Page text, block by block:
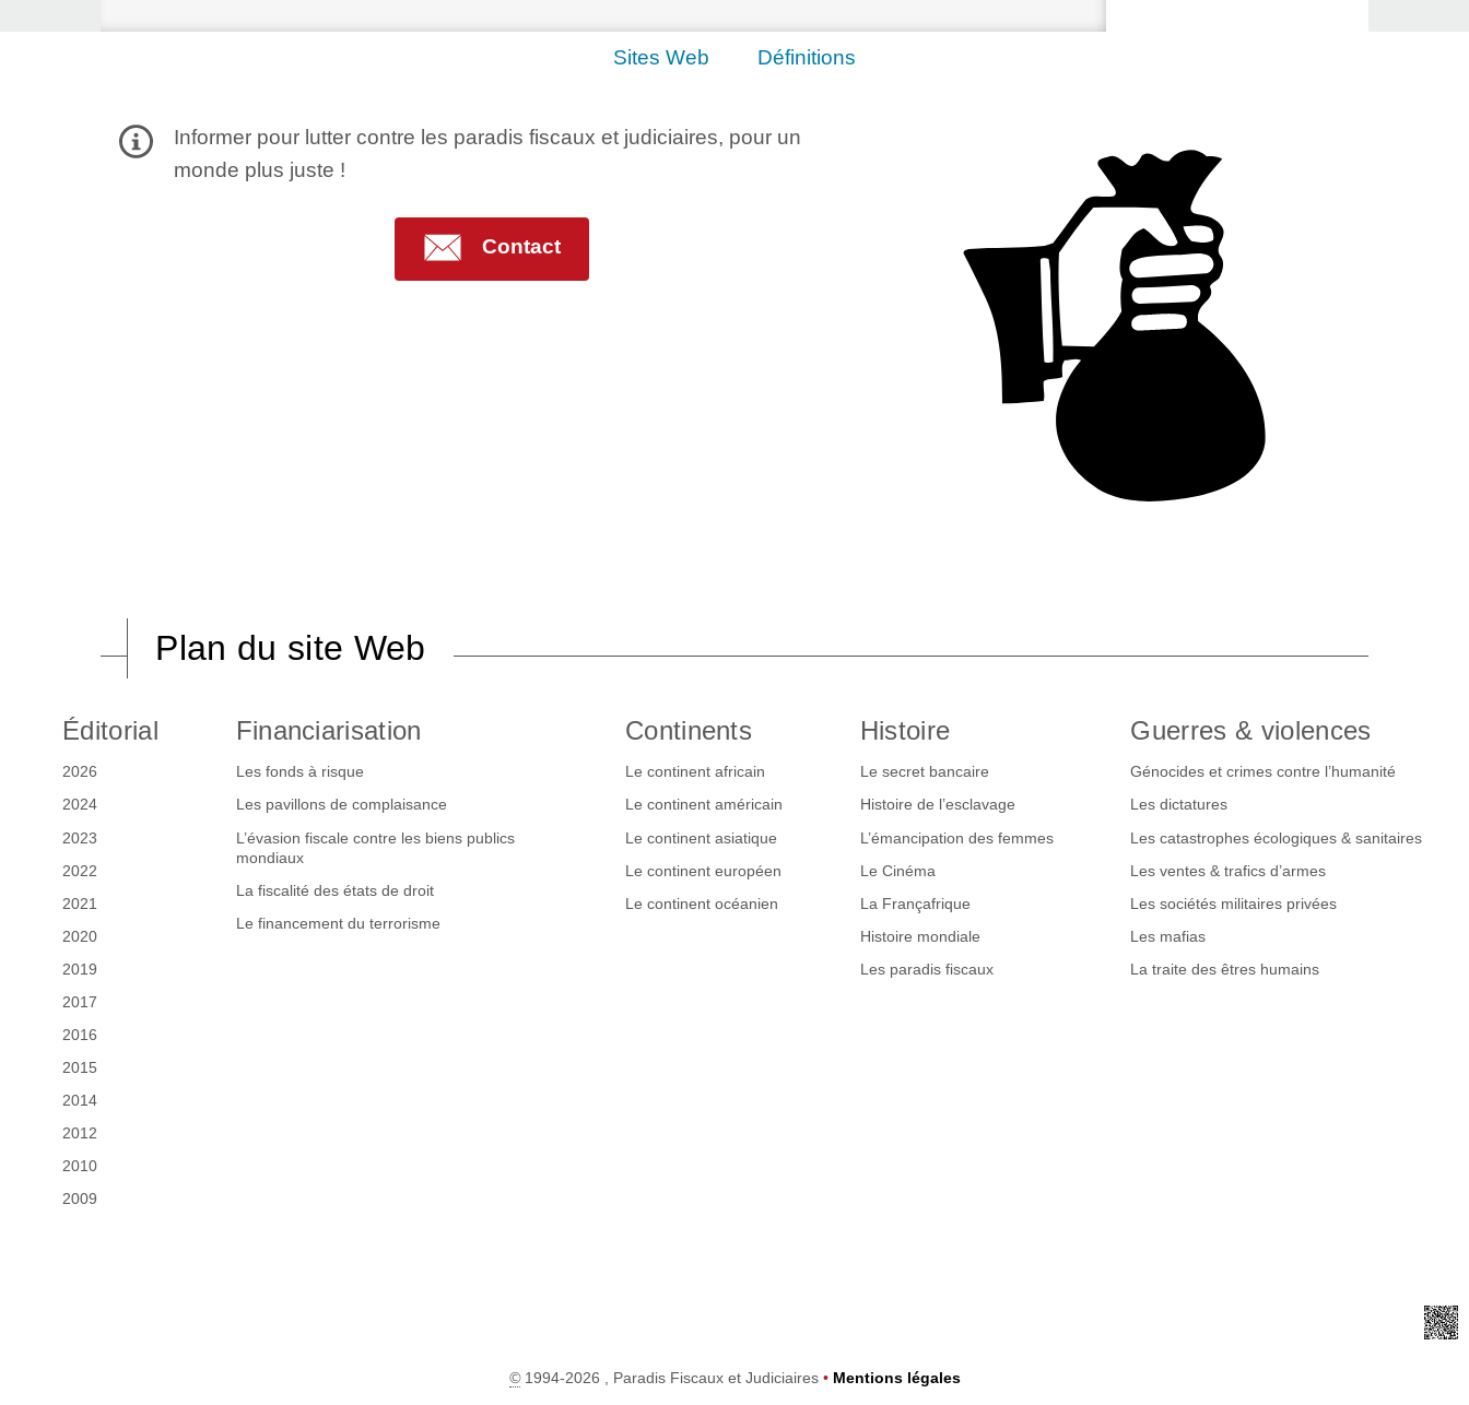
Sites Web Définitions
Informer pour lutter contre les paradis fiscaux et judiciaires, pour un
monde plus juste !
Contact
Plan du site Web
Éditorial
2026
2024
2023
2022
2021
2020
2019
2017
2016
2015
2014
2012
2010
2009
Financiarisation
Les fonds à risque
Les pavillons de complaisance
L’évasion fiscale contre les biens publics
mondiaux
La fiscalité des états de droit
Le financement du terrorisme
Continents
Le continent africain
Le continent américain
Le continent asiatique
Le continent européen
Le continent océanien
Histoire
Le secret bancaire
Histoire de l’esclavage
L’émancipation des femmes
Le Cinéma
La Françafrique
Histoire mondiale
Les paradis fiscaux
Guerres & violences
Génocides et crimes contre l’humanité
Les dictatures
Les catastrophes écologiques & sanitaires
Les ventes & trafics d’armes
Les sociétés militaires privées
Les mafias
La traite des êtres humains
©1994-2026 , Paradis Fiscaux et Judiciaires • Mentions légales